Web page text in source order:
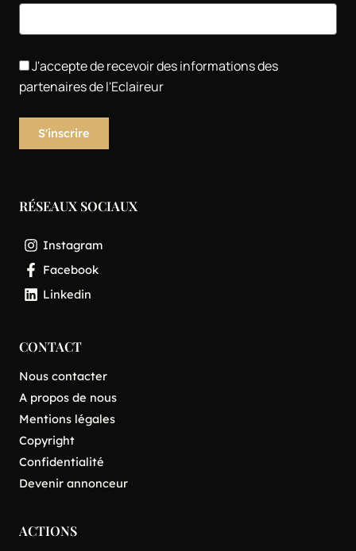
J'accepte de recevoir des informations des
partenaires de l'Eclaireur
RÉSEAUX SOCIAUX
Instagram
Facebook
Linkedin
CONTACT
Nous contacter
A propos de nous
Mentions légales
Copyright
Confidentialité
Devenir annonceur
ACTIONS